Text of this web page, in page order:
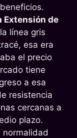
Extensión de
línea gris
esa era
el precio
tiene
a esa
resistencia
cercanas a
plazo.
normalidad